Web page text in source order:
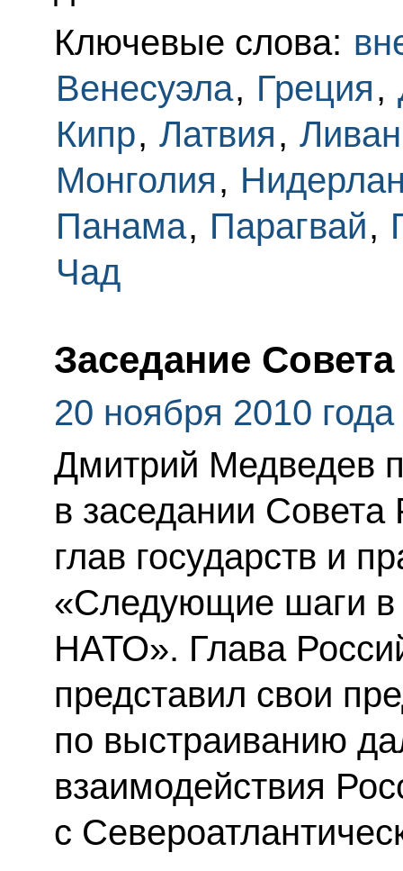
Ключевые слова:
Венесуэла, Греция,
Кипр, Латвия, Ливан
Монголия,
Панама, Парагвай,
Чад
Заседание
20 ноября 2010 года
Дмитрий Медведев
в заседании
глав государств и
«Следующие шаги в
НАТО». Глава
представил свои
по выстраиванию
взаимодействия
с